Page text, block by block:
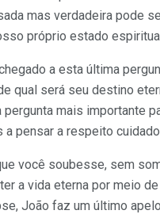
mas verdadeira pode
próprio estado
a esta última
qual será seu destino
mais importante
a pensar a respeito
você soubesse, sem
a vida eterna por meio
João faz um último